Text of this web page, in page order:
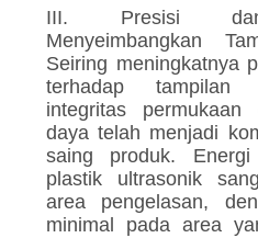
III. Presisi dan
Menyeimbangkan
Seiring meningkatnya
terhadap tampilan
integritas
daya telah menjadi
saing produk.
plastik ultrasonik
area pengelasan,
minimal pada area